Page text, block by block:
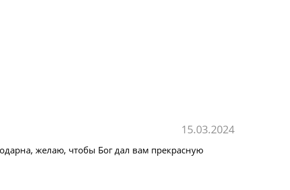
15.03.2024
желаю, чтобы Бог дал вам прекрасную